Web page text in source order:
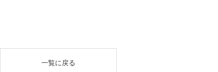
一覧に戻る